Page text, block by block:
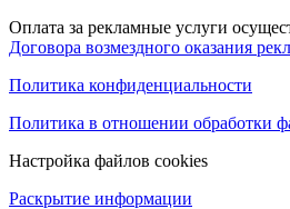
Оплата за рекламные услуги
Договора возмездного оказания
Политика конфиденциальности
Политика в отношении обработки
Настройка файлов cookies
Раскрытие информации